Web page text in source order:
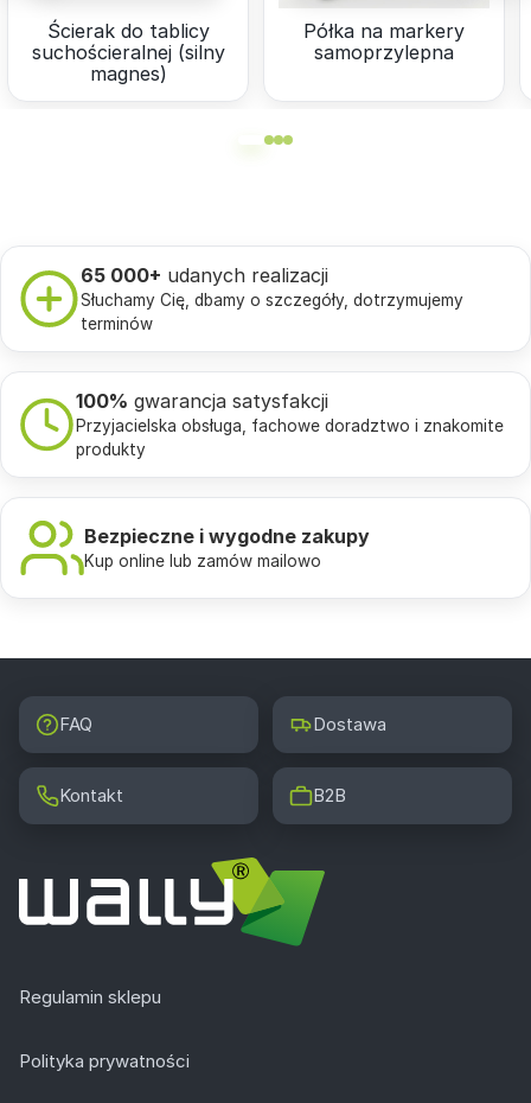
Ścierak do tablicy
suchościeralnej (silny
magnes)
Półka na markery
samoprzylepna
65 000+ udanych realizacji
Słuchamy Cię, dbamy o szczegóły, dotrzymujemy
terminów
100% gwarancja satysfakcji
Przyjacielska obsługa, fachowe doradztwo i znakomite
produkty
Bezpieczne i wygodne zakupy
Kup online lub zamów mailowo
FAQ Dostawa
Kontakt B2B
Regulamin sklepu
Polityka prywatności